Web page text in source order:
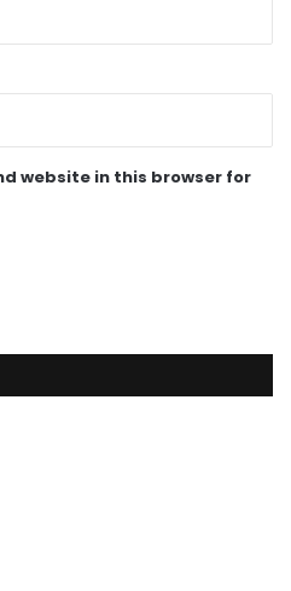
website in this browser for